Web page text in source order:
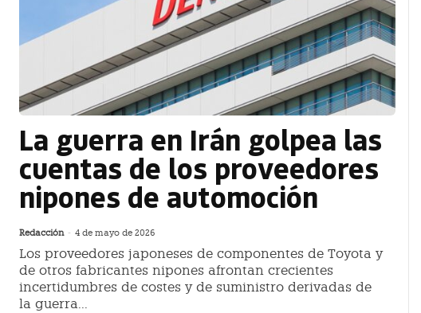
La guerra en Irán golpea las
cuentas de los proveedores
nipones de automoción
Redacción - 4 de mayo de 2026
Los proveedores japoneses de componentes de Toyota y
de otros fabricantes nipones afrontan crecientes
incertidumbres de costes y de suministro derivadas de
la guerra...